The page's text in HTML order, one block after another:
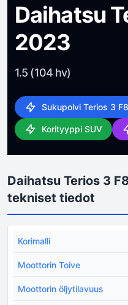
Daihatsu
2023
1.5 (104 hv)
Sukupolvi Terios 3
Korityyppi SUV
Daihatsu Terios 3
tekniset tiedot
Korimalli
Moottorin Toive
Moottorin öljytilavuus